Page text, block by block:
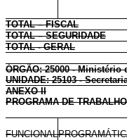
TOTAL – FISCAL
TOTAL – SEGURIDADE
TOTAL - GERAL
ÓRGÃO: 25000 - Ministério
UNIDADE: 25103 -
ANEXO II
PROGRAMA DE
FUNCIONAL